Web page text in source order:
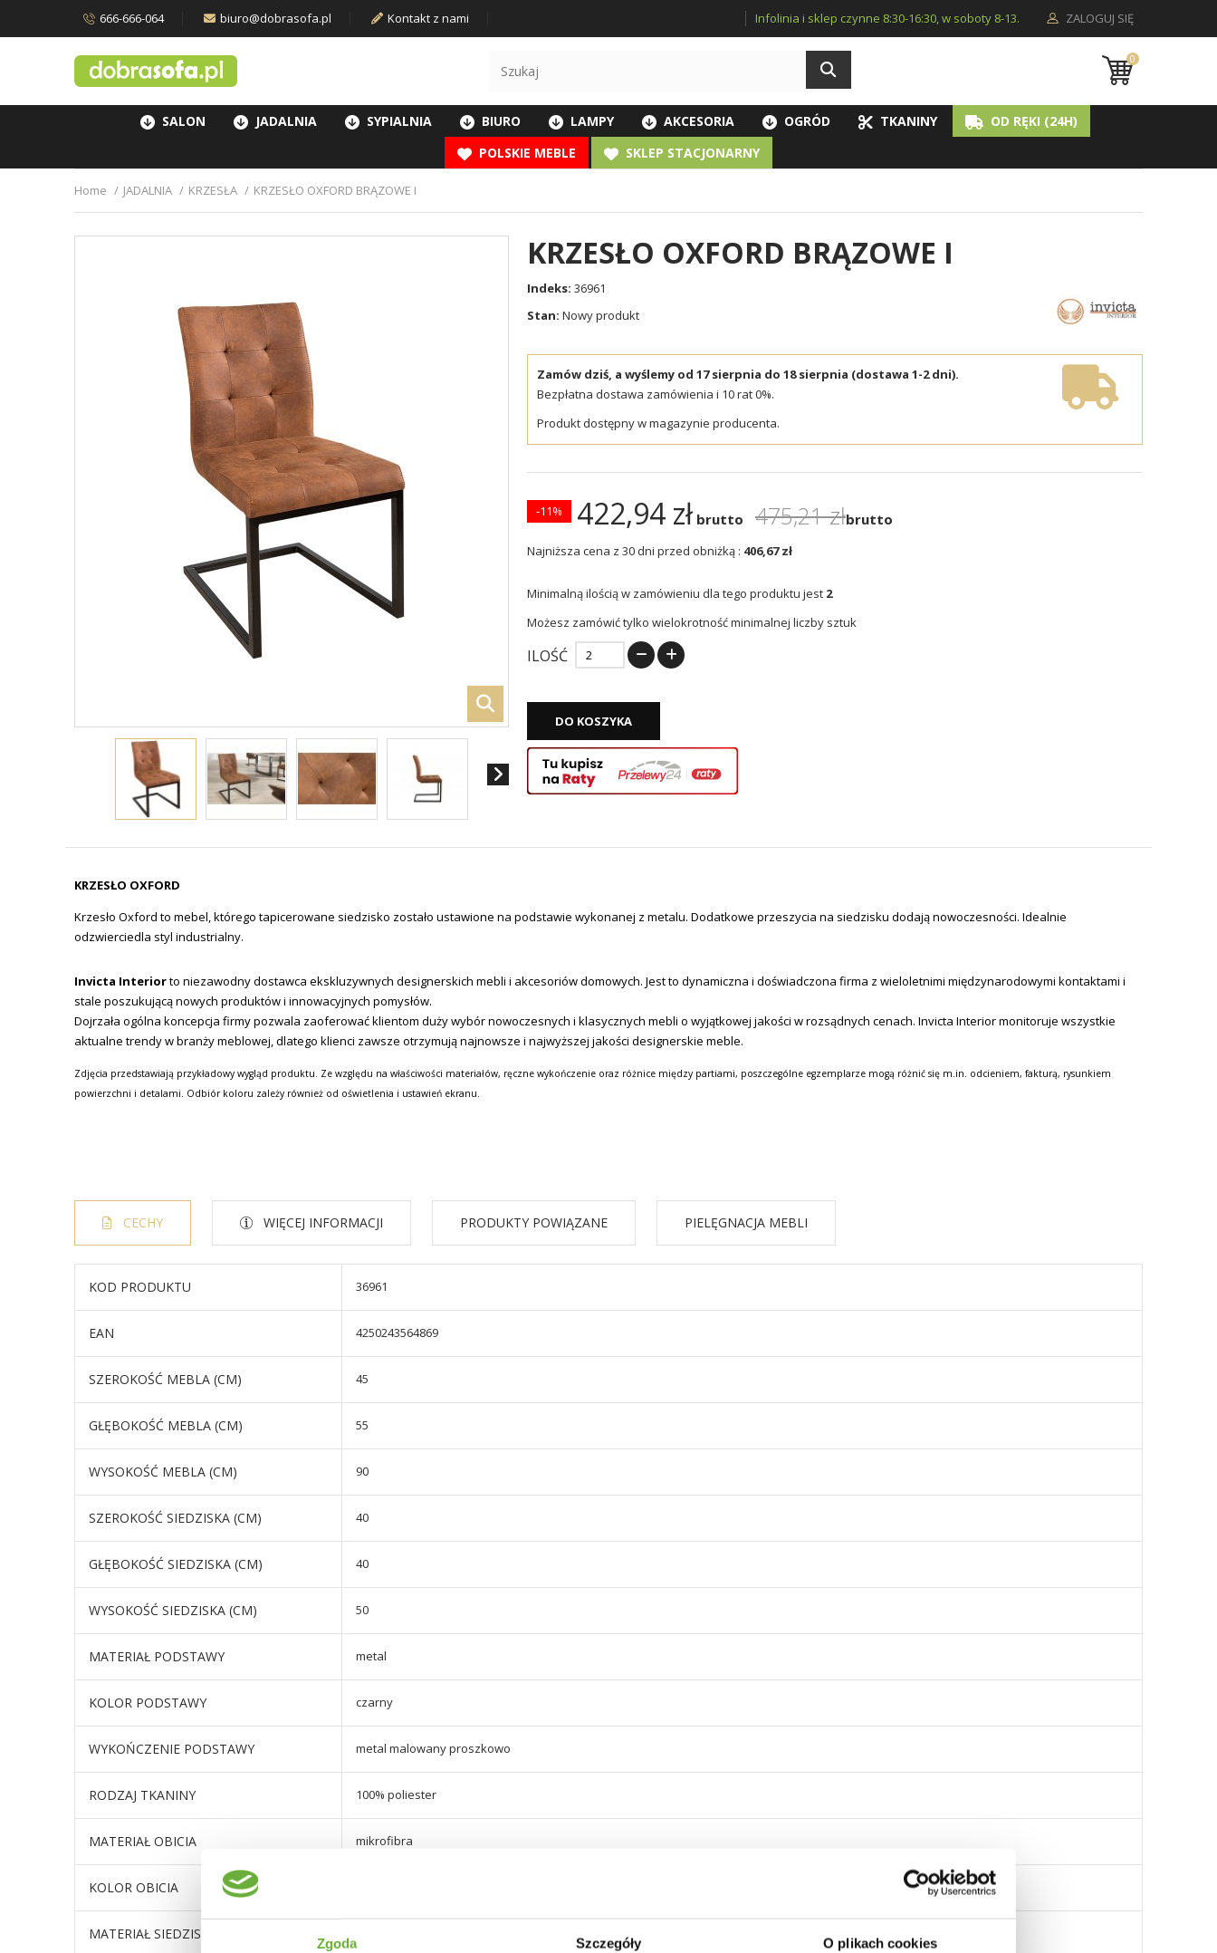
Zgoda Szczegóły O plikach cookies
ZALOGUJ SIĘ
666-666-064 biuro@dobrasofa.pl Kontakt z nami Infolinia i sklep czynne 8:30-16:30, w soboty 8-13.
0
SALON JADALNIA SYPIALNIA BIURO LAMPY AKCESORIA OGRÓD TKANINY
OD RĘKI (24H)
POLSKIE MEBLE
SKLEP STACJONARNY
Home JADALNIA KRZESŁA KRZESŁO OXFORD BRĄZOWE I
KRZESŁO OXFORD BRĄZOWE I
Indeks: 36961
Stan: Nowy produkt
Zamów dziś, a wyślemy od 17 sierpnia do 18 sierpnia (dostawa 1-2 dni).
Bezpłatna dostawa zamówienia i 10 rat 0%.
Produkt dostępny w magazynie producenta.
422,94 zł brutto 475,21 złbrutto
-11%
Najniższa cena z 30 dni przed obniżką : 406,67 zł
Minimalną ilością w zamówieniu dla tego produktu jest 2
Możesz zamówić tylko wielokrotność minimalnej liczby sztuk
ILOŚĆ
DO KOSZYKA
KRZESŁO OXFORD
Krzesło Oxford to mebel, którego tapicerowane siedzisko zostało ustawione na podstawie wykonanej z metalu. Dodatkowe przeszycia na siedzisku dodają nowoczesności. Idealnie
odzwierciedla styl industrialny.
Invicta Interiorto niezawodny dostawca ekskluzywnych designerskich mebli i akcesoriów domowych. Jest to dynamiczna i doświadczona firma z wieloletnimi międzynarodowymi kontaktami i
stale poszukującą nowych produktów i innowacyjnych pomysłów.
Dojrzała ogólna koncepcja firmy pozwala zaoferować klientom duży wybór nowoczesnych i klasycznych mebli o wyjątkowej jakości w rozsądnych cenach. Invicta Interior monitoruje wszystkie
aktualne trendy w branży meblowej, dlatego klienci zawsze otrzymują najnowsze i najwyższej jakości designerskie meble.
Zdjęcia przedstawiają przykładowy wygląd produktu. Ze względu na właściwości materiałów, ręczne wykończenie oraz różnice między partiami, poszczególne egzemplarze mogą różnić się m.in. odcieniem, fakturą, rysunkiem
powierzchni i detalami. Odbiór koloru zależy również od oświetlenia i ustawień ekranu.
CECHY WIĘCEJ INFORMACJI PRODUKTY POWIĄZANE PIELĘGNACJA MEBLI
KOD PRODUKTU 36961
EAN 4250243564869
SZEROKOŚĆ MEBLA (CM) 45
GŁĘBOKOŚĆ MEBLA (CM) 55
WYSOKOŚĆ MEBLA (CM) 90
SZEROKOŚĆ SIEDZISKA (CM) 40
GŁĘBOKOŚĆ SIEDZISKA (CM) 40
WYSOKOŚĆ SIEDZISKA (CM) 50
MATERIAŁ PODSTAWY metal
KOLOR PODSTAWY czarny
WYKOŃCZENIE PODSTAWY metal malowany proszkowo
RODZAJ TKANINY 100% poliester
MATERIAŁ OBICIA mikrofibra
KOLOR OBICIA
MATERIAŁ SIEDZISKA